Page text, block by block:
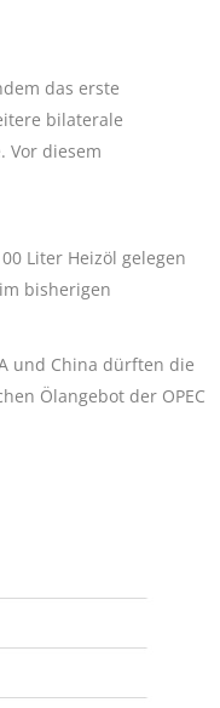
das erste
bilaterale
Vor diesem
Liter Heizöl gelegen
bisherigen
und China dürften die
Ölangebot der OPEC